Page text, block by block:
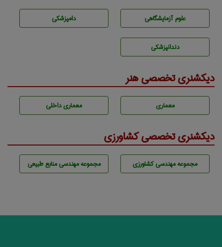
علوم آزمايشگاهی دامپزشكی
دندانپزشكی
دیکشنری تخصصی هنر
معماری معماری داخلی
دیکشنری تخصصی کشاورزی
مجموعه مهندسی كشاورزی مجموعه مهندسی منابع طبيعی